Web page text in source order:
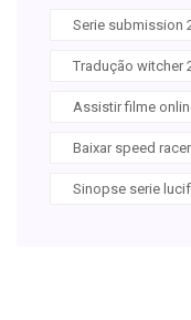
Serie submission
Tradução witcher
Assistir filme
Baixar speed
Sinopse serie